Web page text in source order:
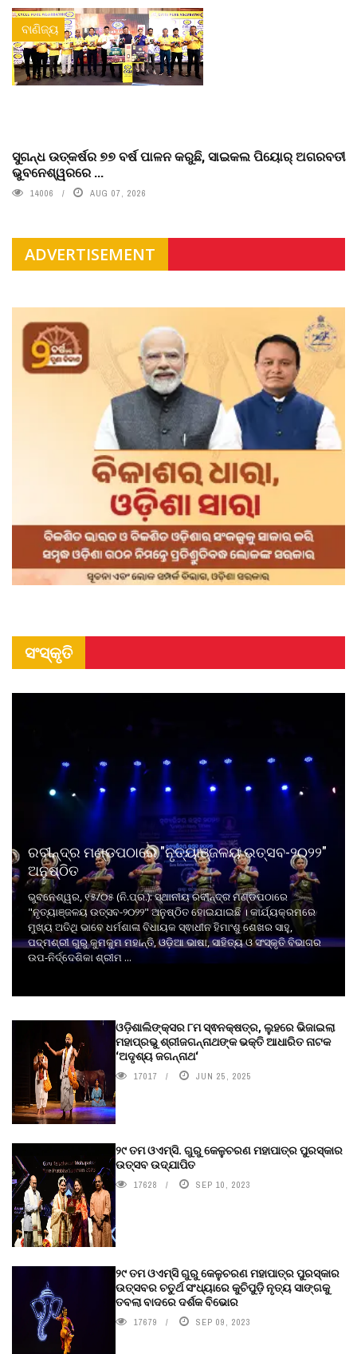
ବାଣିଜ୍ୟ
ସୁଗନ୍ଧ ଉତ୍କର୍ଷର ୭୭ ବର୍ଷ ପାଳନ କରୁଛି, ସାଇକଲ ପିୟୋର୍‌ ଅଗରବତୀ
ଭୁବନେଶ୍ୱରରେ ...
14006 AUG 07, 2026
ADVERTISEMENT
ସଂସ୍କୃତି
ରବୀନ୍ଦ୍ର ମଣ୍ଡପଠାରେ "ନୃତ୍ୟାଞ୍ଜଳୟ ଉତ୍ସବ-୨୦୨୨"
ଅନୁଷ୍ଠିତ
ଭୁବନେଶ୍ୱର, ୧୫/୦୫ (ନି.ପ୍ର.): ସ୍ଥାନୀୟ ରବୀନ୍ଦ୍ର ମଣ୍ଡପଠାରେ
"ନୃତ୍ୟାଞ୍ଜଳୟ ଉତ୍ସବ-୨୦୨୨" ଅନୁଷ୍ଠିତ ହୋଇଯାଇଛି । କାର୍ଯ୍ୟକ୍ରମରେ
ମୁଖ୍ୟ ଅତିଥି ଭାବେ ଧର୍ମଶାଳା ବିଧାୟକ ସ୍ଵାଧୀନ ହିମାଂଶୁ ଶେଖର ସାହୁ,
ପଦ୍ମଶ୍ରୀ ଗୁରୁ କୁମକୁମ ମହାନ୍ତି, ଓଡ଼ିଆ ଭାଷା, ସାହିତ୍ୟ ଓ ସଂସ୍କୃତି ବିଭାଗର
ଉପ-ନିର୍ଦ୍ଦେଶିକା ଶ୍ରୀମ ...
ଓଡ଼ିଶାଲିଙ୍କ୍ସର ୮ମ ସ୍ଵନକ୍ଷତ୍ର, ଲୁହରେ ଭିଜାଇଲା
ମହାପ୍ରଭୁ ଶ୍ରୀଜଗନ୍ନାଥଙ୍କ ଭକ୍ତି ଆଧାରିତ ନାଟକ
‘ଅଦୃଶ୍ୟ ଜଗନ୍ନାଥ‘
17017 JUN 25, 2025
୨୯ ତମ ଓଏମ୍‌ସି. ଗୁରୁ କେଳୁଚରଣ ମହାପାତ୍ର ପୁରସ୍କାର
ଉତ୍ସବ ଉଦ୍‍ଯାପିତ
17628 SEP 10, 2023
୨୯ ତମ ଓଏମ୍‌ସି ଗୁରୁ କେଳୁଚରଣ ମହାପାତ୍ର ପୁରସ୍କାର
ଉତ୍ସବର ଚତୁର୍ଥ ସଂଧ୍ୟାରେ କୁଚିପୁଡ଼ି ନୃତ୍ୟ ସାଙ୍ଗକୁ
ତବଲା ବାଦରେ ଦର୍ଶକ ବିଭୋର
17679 SEP 09, 2023